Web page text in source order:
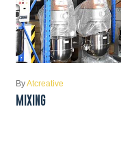
ByAtcreative
MIXING